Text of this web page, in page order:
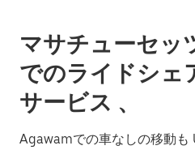
マサチューセッ
でのライドシェ
サービス 、
Agawamでの車なしの移動も